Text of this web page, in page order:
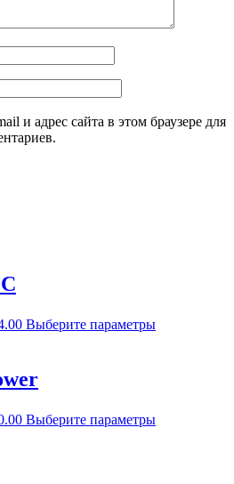
и адрес сайта в этом браузере для
Диапазон
₽91,584.00
Выберите параметрыЭтот
можно
Диапазон
Выберите параметрыЭтот